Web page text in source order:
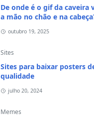
De onde é o gif da caveira
a mão no chão e na
outubro 19, 2025
Sites
Sites para baixar posters
qualidade
julho 20, 2024
Memes